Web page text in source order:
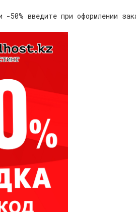
-50% введите при оформлении